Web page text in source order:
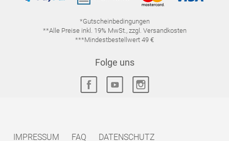
*Gutscheinbedingungen
**Alle Preise inkl. 19% MwSt., zzgl. Versandkosten
***Mindestbestellwert 49 €
Folge uns
IMPRESSUM FAQ DATENSCHUTZ